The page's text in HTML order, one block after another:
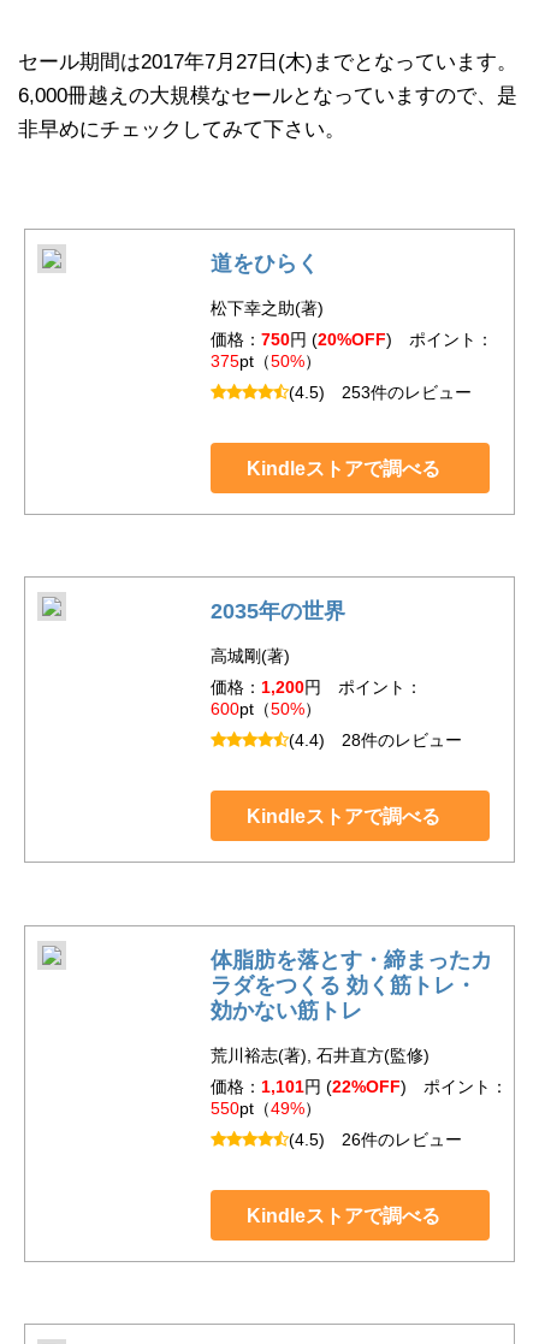
セール期間は2017年7月27日(木)までとなっています。
6,000冊越えの大規模なセールとなっていますので、是
非早めにチェックしてみて下さい。
道をひらく
松下幸之助(著)
価格： 750円 (20%OFF) ポイント：
375pt（50%）
(4.5) 253件のレビュー
Kindleストアで調べる
2035年の世界
高城剛(著)
価格： 1,200円 ポイント：
600pt（50%）
(4.4) 28件のレビュー
Kindleストアで調べる
体脂肪を落とす・締まったカ
ラダをつくる 効く筋トレ・
効かない筋トレ
荒川裕志(著), 石井直方(監修)
価格： 1,101円 (22%OFF) ポイント：
550pt（49%）
(4.5) 26件のレビュー
Kindleストアで調べる